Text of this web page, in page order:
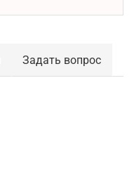
Задать вопрос